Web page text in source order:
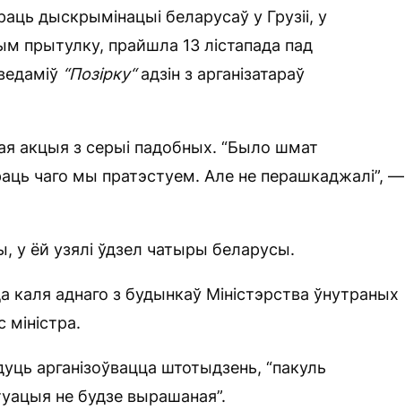
дыскрымінацыі беларусаў у Грузіі, у
прытулку, прайшла 13 лістапада пад
“Позірку“адзін з арганізатараў
акцыя з серыі падобных. “Было шмат
чаго мы пратэстуем. Але не перашкаджалі”, —
у ёй узялі ўдзел чатыры беларусы.
каля аднаго з будынкаў Міністэрства ўнутраных
міністра.
арганізоўвацца штотыдзень, “пакуль
не будзе вырашаная”.